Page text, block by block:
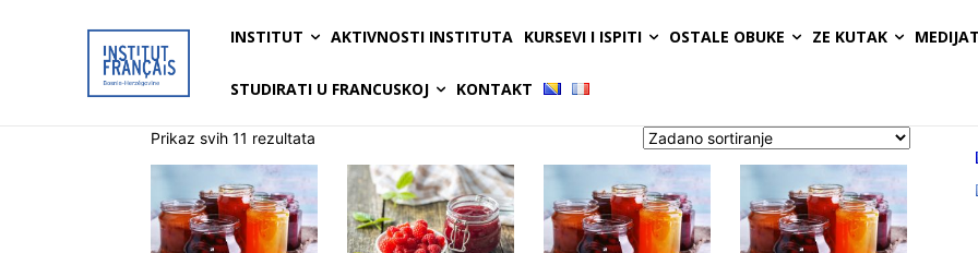
INSTITUT AKTIVNOSTI INSTITUTA KURSEVI I ISPITI OSTALE OBUKE ZE KUTAK
STUDIRATI U FRANCUSKOJ KONTAKT
Prikaz svih 11 rezultata